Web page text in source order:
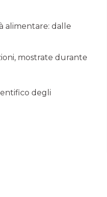
alimentare: dalle
mostrate durante
degli